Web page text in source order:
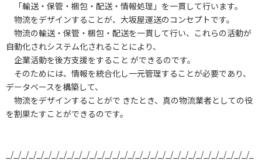
「輸送・保管・梱包・配送・情報処理」を一貫して行います。
物流をデザインすることが、大坂屋運送のコンセプトです。
物流の輸送・保管・梱包・配送を一貫して行い、これらの活動が
自動化されシステム化されることにより、
企業活動を後方支援をすること ができるのです。
そのためには、情報を統合化し一元管理することが必要であり、
データベースを構築して、
物流をデザインすることがで きたとき、真の物流業者としての役
を割果たすことができるのです。
_/_/_/_/_/_/_/_/_/_/_/_/_/_/_/_/_/_/_/_/_/_/_/_/_/_/_/_/_/_/_/_/_